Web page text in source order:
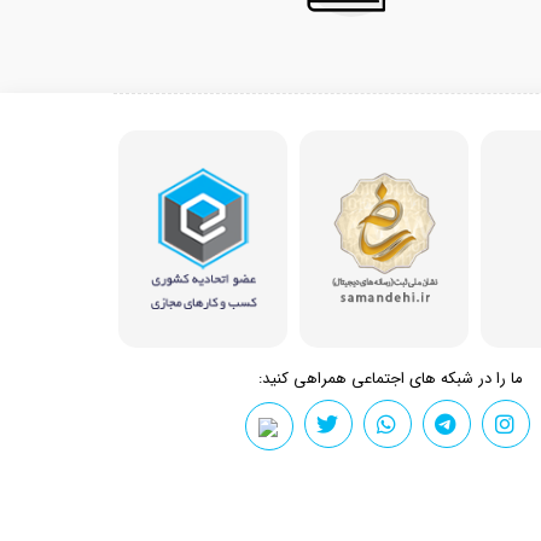
ما را در شبکه های اجتماعی همراهی کنید: